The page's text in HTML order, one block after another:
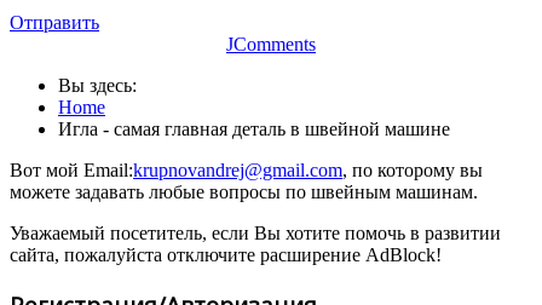
Отправить
JComments
Вы здесь:
Home
Игла - самая главная деталь в швейной машине
Вот мой Email:krupnovandrej@gmail.com, по которому вы
можете задавать любые вопросы по швейным машинам.
Уважаемый посетитель, если Вы хотите помочь в развитии
сайта, пожалуйста отключите расширение AdBlock!